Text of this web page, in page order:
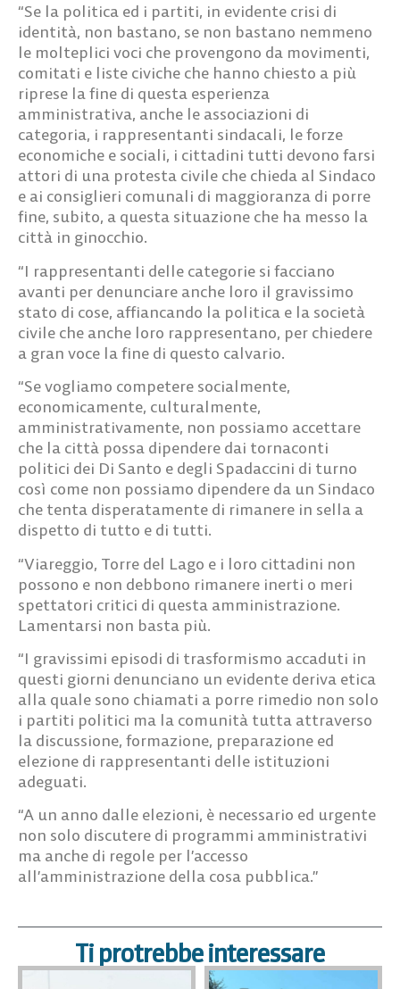
“Se la politica ed i partiti, in evidente crisi di
identità, non bastano, se non bastano nemmeno
le molteplici voci che provengono da movimenti,
comitati e liste civiche che hanno chiesto a più
riprese la fine di questa esperienza
amministrativa, anche le associazioni di
categoria, i rappresentanti sindacali, le forze
economiche e sociali, i cittadini tutti devono farsi
attori di una protesta civile che chieda al Sindaco
e ai consiglieri comunali di maggioranza di porre
fine, subito, a questa situazione che ha messo la
città in ginocchio.
“I rappresentanti delle categorie si facciano
avanti per denunciare anche loro il gravissimo
stato di cose, affiancando la politica e la società
civile che anche loro rappresentano, per chiedere
a gran voce la fine di questo calvario.
“Se vogliamo competere socialmente,
economicamente, culturalmente,
amministrativamente, non possiamo accettare
che la città possa dipendere dai tornaconti
politici dei Di Santo e degli Spadaccini di turno
così come non possiamo dipendere da un Sindaco
che tenta disperatamente di rimanere in sella a
dispetto di tutto e di tutti.
“Viareggio, Torre del Lago e i loro cittadini non
possono e non debbono rimanere inerti o meri
spettatori critici di questa amministrazione.
Lamentarsi non basta più.
“I gravissimi episodi di trasformismo accaduti in
questi giorni denunciano un evidente deriva etica
alla quale sono chiamati a porre rimedio non solo
i partiti politici ma la comunità tutta attraverso
la discussione, formazione, preparazione ed
elezione di rappresentanti delle istituzioni
adeguati.
“A un anno dalle elezioni, è necessario ed urgente
non solo discutere di programmi amministrativi
ma anche di regole per l’accesso
all’amministrazione della cosa pubblica.”
Ti protrebbe interessare